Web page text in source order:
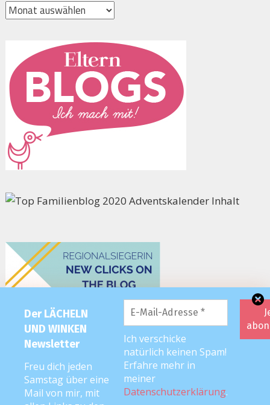
Der LÄCHELN
UND WINKEN
Newsletter
Freu dich jeden
Samstag über eine
Mail von mir, mit
Ich verschicke
natürlich keinen Spam!
Erfahre mehr in
meiner
Datenschutzerklärung.
Archiv